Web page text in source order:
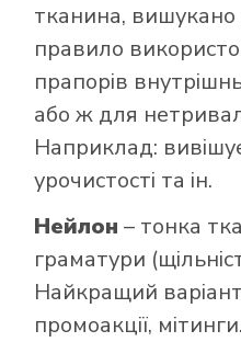
тканина, вишукано
правило
прапорів
або ж для
Наприклад:
урочистості та ін.
Нейлон – тонка
граматури
Найкращий
промоакції,